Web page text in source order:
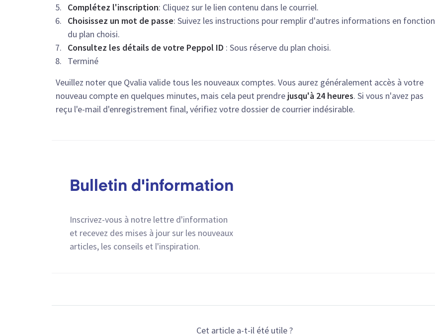
Complétez l'inscription: Cliquez sur le lien contenu dans le courriel.
Choisissez un mot de passe: Suivez les instructions pour remplir d'autres informations en fonction
du plan choisi.
Consultez les détails de votre Peppol ID : Sous réserve du plan choisi.
Terminé
Veuillez noter que Qvalia valide tous les nouveaux comptes. Vous aurez généralement accès à votre
nouveau compte en quelques minutes, mais cela peut prendre jusqu'à 24 heures. Si vous n'avez pas
reçu l'e-mail d'enregistrement final, vérifiez votre dossier de courrier indésirable.
Bulletin d'information
Inscrivez-vous à notre lettre d'information
et recevez des mises à jour sur les nouveaux
articles, les conseils et l'inspiration.
Cet article a-t-il été utile ?